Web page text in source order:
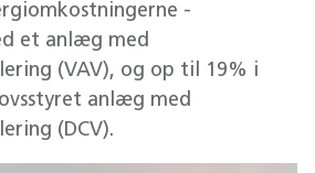
-
et anlæg med
(VAV), og op til 19% i
anlæg med
(DCV).